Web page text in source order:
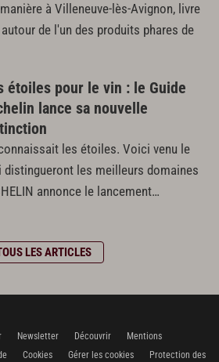
à Villeneuve-lès-Avignon, livre
de l'un des produits phares de
étoiles pour le vin : le Guide
lance sa nouvelle
les étoiles. Voici venu le
distingueront les meilleurs domaines
annonce le lancement…
LES ARTICLES
Newsletter Découvrir
Mentions
Cookies Gérer les cookies Protection des